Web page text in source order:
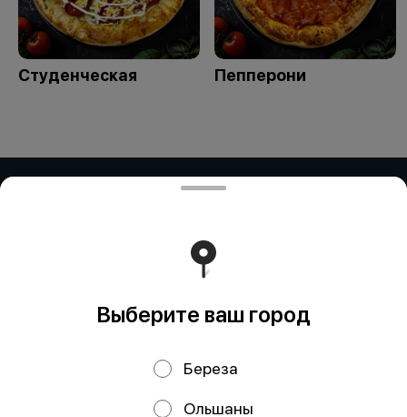
Студенческая Пепперони
ЧАСТНОЕ ПРЕДПРИЯТИЕ "ПРИМАР
БЕЛАРУСЬ, БРЕСТСКАЯ ОБЛ., Г. ПИНСК, УЛ.
РОКОССОВСКОГО, ДОМ 23Д/2, 225715 УНП: 291838328
"Карт-счет: BY59ALFA30122E81510010270000 в BYN в
ЗАО 'Альфа-Банк', БИК: ALFABY2X"
Политика конфиденциальности
Выберите ваш город
Береза
Ольшаны